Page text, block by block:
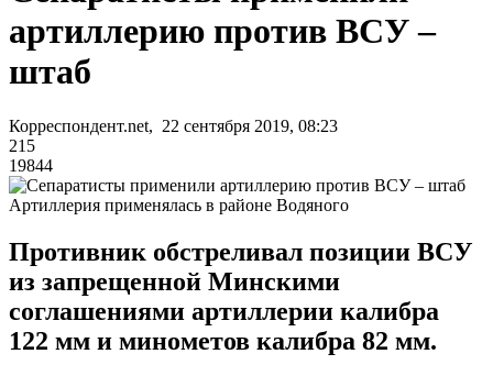
артиллерию против ВСУ –
штаб
Корреспондент.net, 22 сентября 2019, 08:23
215
19844
Артиллерия применялась в районе Водяного
Противник обстреливал позиции ВСУ
из запрещенной Минскими
соглашениями артиллерии калибра
122 мм и минометов калибра 82 мм.